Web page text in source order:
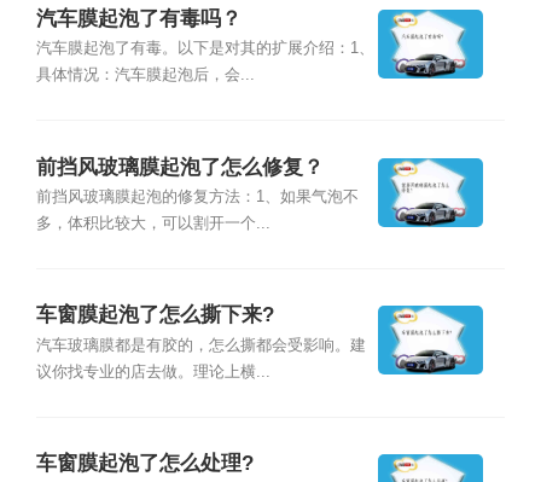
汽车膜起泡了有毒吗？
汽车膜起泡了有毒。以下是对其的扩展介绍：1、
具体情况：汽车膜起泡后，会...
前挡风玻璃膜起泡了怎么修复？
前挡风玻璃膜起泡的修复方法：1、如果气泡不
多，体积比较大，可以割开一个...
车窗膜起泡了怎么撕下来?
汽车玻璃膜都是有胶的，怎么撕都会受影响。建
议你找专业的店去做。理论上横...
车窗膜起泡了怎么处理?